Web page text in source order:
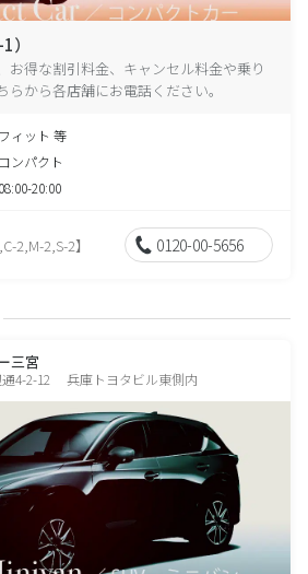
）
お得な割引料金、キャンセル料金や乗り
から各店舗にお電話ください。
フィット 等
コンパクト
08:00-20:00
2,M-2,S-2】 0120-00-5656
三宮
通4-2-12 兵庫トヨタビル東側内